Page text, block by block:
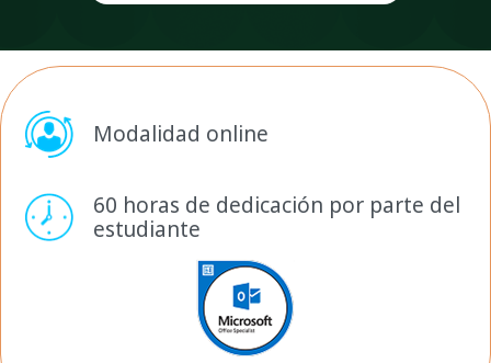
Modalidad online
60 horas de dedicación por parte del
estudiante